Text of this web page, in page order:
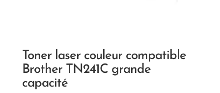
Toner laser couleur compatible
Brother TN241C grande
capacité